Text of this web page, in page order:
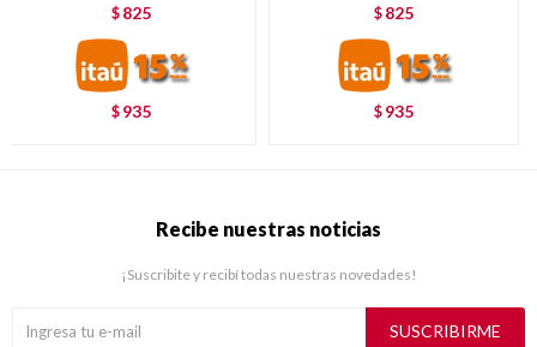
$ 825
$ 935
$ 825
$ 935
Recibe nuestras noticias
¡Suscribite y recibí todas nuestras novedades!
SUSCRIBIRME